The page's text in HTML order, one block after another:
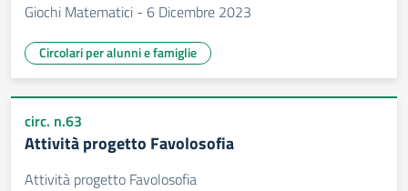
Giochi Matematici - 6 Dicembre 2023
Circolari per alunni e famiglie
circ. n.63
Attività progetto Favolosofia
Attività progetto Favolosofia